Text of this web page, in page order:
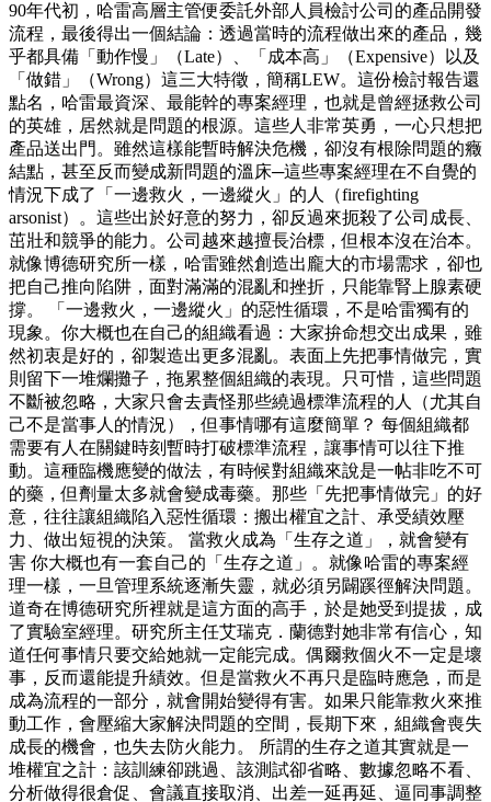
90年代初，哈雷高層主管便委託外部人員檢討公司的產品開發
流程，最後得出一個結論：透過當時的流程做出來的產品，幾
乎都具備「動作慢」（Late）、「成本高」（Expensive）以及
「做錯」（Wrong）這三大特徵，簡稱LEW。這份檢討報告還
點名，哈雷最資深、最能幹的專案經理，也就是曾經拯救公司
的英雄，居然就是問題的根源。這些人非常英勇，一心只想把
產品送出門。雖然這樣能暫時解決危機，卻沒有根除問題的癥
結點，甚至反而變成新問題的溫床─這些專案經理在不自覺的
情況下成了「一邊救火，一邊縱火」的人（firefighting
arsonist）。這些出於好意的努力，卻反過來扼殺了公司成長、
茁壯和競爭的能力。公司越來越擅長治標，但根本沒在治本。
就像博德研究所一樣，哈雷雖然創造出龐大的市場需求，卻也
把自己推向陷阱，面對滿滿的混亂和挫折，只能靠腎上腺素硬
撐。 「一邊救火，一邊縱火」的惡性循環，不是哈雷獨有的
現象。你大概也在自己的組織看過：大家拚命想交出成果，雖
然初衷是好的，卻製造出更多混亂。表面上先把事情做完，實
則留下一堆爛攤子，拖累整個組織的表現。只可惜，這些問題
不斷被忽略，大家只會去責怪那些繞過標準流程的人（尤其自
己不是當事人的情況），但事情哪有這麼簡單？ 每個組織都
需要有人在關鍵時刻暫時打破標準流程，讓事情可以往下推
動。這種臨機應變的做法，有時候對組織來說是一帖非吃不可
的藥，但劑量太多就會變成毒藥。那些「先把事情做完」的好
意，往往讓組織陷入惡性循環：搬出權宜之計、承受績效壓
力、做出短視的決策。 當救火成為「生存之道」，就會變有
害 你大概也有一套自己的「生存之道」。就像哈雷的專案經
理一樣，一旦管理系統逐漸失靈，就必須另闢蹊徑解決問題。
道奇在博德研究所裡就是這方面的高手，於是她受到提拔，成
了實驗室經理。研究所主任艾瑞克．蘭德對她非常有信心，知
道任何事情只要交給她就一定能完成。偶爾救個火不一定是壞
事，反而還能提升績效。但是當救火不再只是臨時應急，而是
成為流程的一部分，就會開始變得有害。如果只能靠救火來推
動工作，會壓縮大家解決問題的空間，長期下來，組織會喪失
成長的機會，也失去防火能力。 所謂的生存之道其實就是一
堆權宜之計：該訓練卻跳過、該測試卻省略、數據忽略不看、
分析做得很倉促、會議直接取消、出差一延再延、逼同事調整